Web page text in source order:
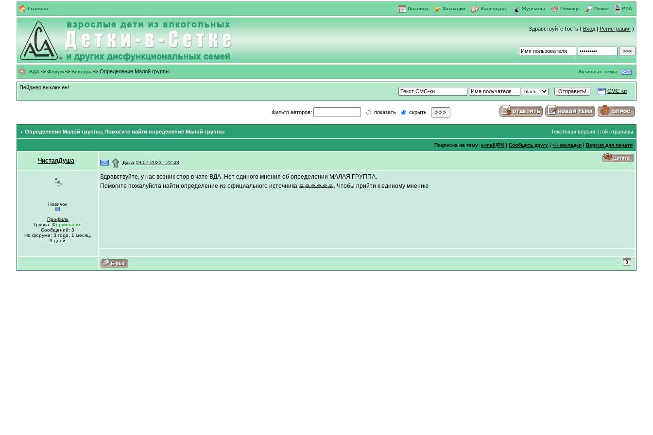
Главная Правила Закладки Календарь Журналы Помощь Поиск PDA
Здравствуйте Гость ( Вход| Регистрация)
ВДА-> Форум-> Беседка -> Определение Малой группы Активные темы
СМС-ки
Пейджер выключен!
Фильтр авторов: показать скрыть
Определение Малой группы, Помогите найти определение Малой группы Текстовая версия этой страницы
Подписка на тему:e-mail/PM |Сообщить другу |+/- закладки |Версия для печати
ЧистаяДуша ۩ Дата 19.07.2023 - 22:48
Новичок
Профиль
Группа: Форумчанин
Сообщений: 3
На форуме: 3 года,
1 месяц,
9 дней
Здравствуйте, у нас возник спор в чате ВДА. Нет единого мнения об определении МАЛАЯ ГРУППА.
Помогите пожалуйста найти определение из официального источника 🙏🙏🙏🙏🙏🙏. Чтобы прийти к единому мнению